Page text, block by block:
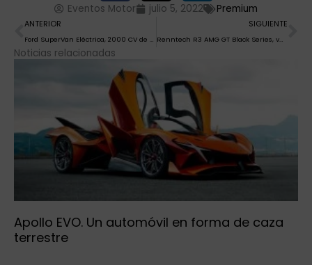
Eventos Motor julio 5, 2022 Premium
Ant
ANTERIOR
Ford SuperVan Eléctrica, 2000 CV de pura adrenalina
SIGUIENTE
Renntech R3 AMG GT Black Series, vuelta de tuerca
Noticias relacionadas
Apollo EVO. Un automóvil en forma de caza
terrestre